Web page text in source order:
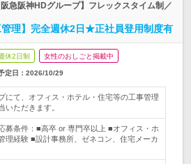
急阪神HDグループ】フレックスタイム制／
理】完全週休2日★正社員登用制度有
休2日制 女性のおしごと掲載中
定日： 2026/10/29
にて、オフィス・ホテル・住宅等の工事管理
いただきます。
募条件：■高卒 or 専門卒以上 ■オフィス・ホ
理経験 ■設計事務所、ゼネコン、住宅メーカ